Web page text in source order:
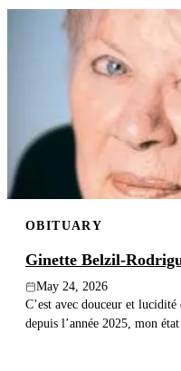
OBITUARY
Ginette Belzil-
May 24, 2026
C’est avec douceur et
depuis l’année 2025, mon